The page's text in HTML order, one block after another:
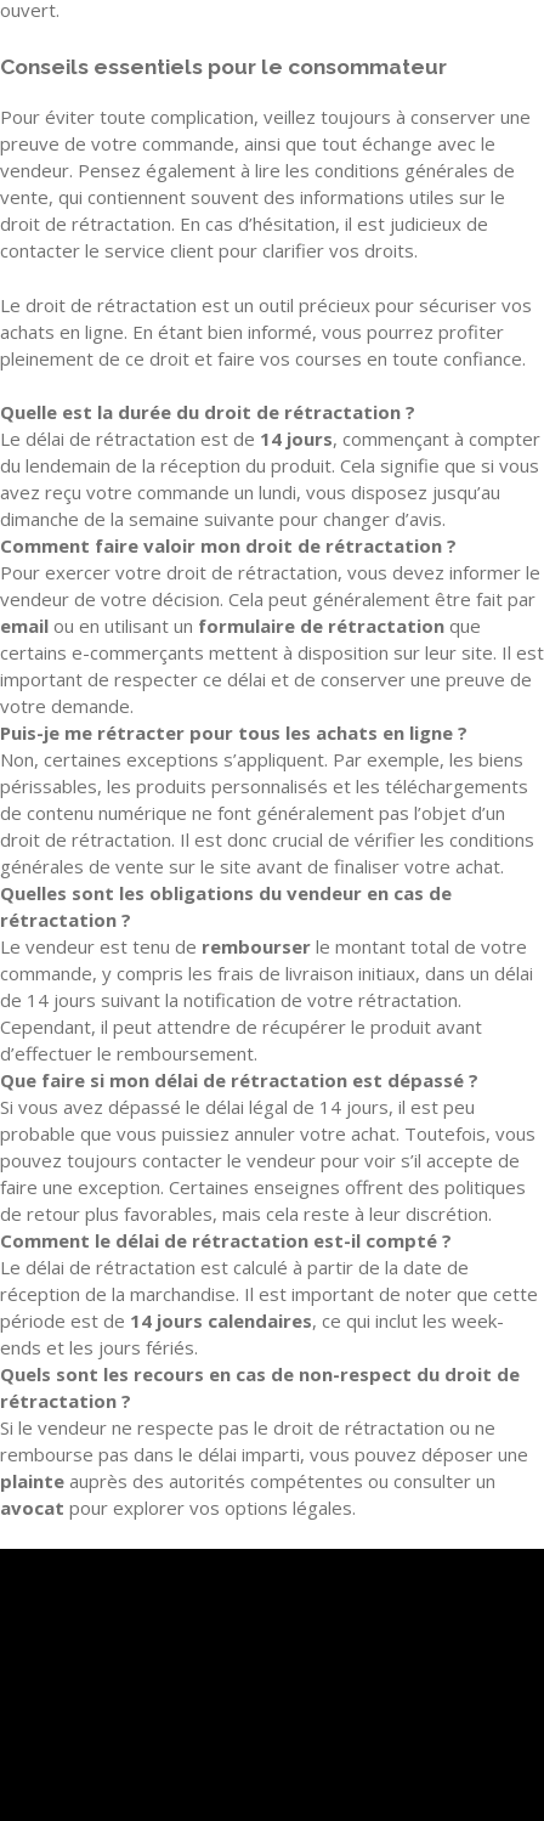
ouvert.
Conseils essentiels pour le consommateur
Pour éviter toute complication, veillez toujours à conserver une
preuve de votre commande, ainsi que tout échange avec le
vendeur. Pensez également à lire les conditions générales de
vente, qui contiennent souvent des informations utiles sur le
droit de rétractation. En cas d’hésitation, il est judicieux de
contacter le service client pour clarifier vos droits.
Le droit de rétractation est un outil précieux pour sécuriser vos
achats en ligne. En étant bien informé, vous pourrez profiter
pleinement de ce droit et faire vos courses en toute confiance.
Quelle est la durée du droit de rétractation ?
Le délai de rétractation est de 14 jours, commençant à compter
du lendemain de la réception du produit. Cela signifie que si vous
avez reçu votre commande un lundi, vous disposez jusqu’au
dimanche de la semaine suivante pour changer d’avis.
Comment faire valoir mon droit de rétractation ?
Pour exercer votre droit de rétractation, vous devez informer le
vendeur de votre décision. Cela peut généralement être fait par
email ou en utilisant un formulaire de rétractation que
certains e-commerçants mettent à disposition sur leur site. Il est
important de respecter ce délai et de conserver une preuve de
votre demande.
Puis-je me rétracter pour tous les achats en ligne ?
Non, certaines exceptions s’appliquent. Par exemple, les biens
périssables, les produits personnalisés et les téléchargements
de contenu numérique ne font généralement pas l’objet d’un
droit de rétractation. Il est donc crucial de vérifier les conditions
générales de vente sur le site avant de finaliser votre achat.
Quelles sont les obligations du vendeur en cas de
rétractation ?
Le vendeur est tenu de rembourser le montant total de votre
commande, y compris les frais de livraison initiaux, dans un délai
de 14 jours suivant la notification de votre rétractation.
Cependant, il peut attendre de récupérer le produit avant
d’effectuer le remboursement.
Que faire si mon délai de rétractation est dépassé ?
Si vous avez dépassé le délai légal de 14 jours, il est peu
probable que vous puissiez annuler votre achat. Toutefois, vous
pouvez toujours contacter le vendeur pour voir s’il accepte de
faire une exception. Certaines enseignes offrent des politiques
de retour plus favorables, mais cela reste à leur discrétion.
Comment le délai de rétractation est-il compté ?
Le délai de rétractation est calculé à partir de la date de
réception de la marchandise. Il est important de noter que cette
période est de 14 jours calendaires, ce qui inclut les week-
ends et les jours fériés.
Quels sont les recours en cas de non-respect du droit de
rétractation ?
Si le vendeur ne respecte pas le droit de rétractation ou ne
rembourse pas dans le délai imparti, vous pouvez déposer une
plainte auprès des autorités compétentes ou consulter un
avocat pour explorer vos options légales.